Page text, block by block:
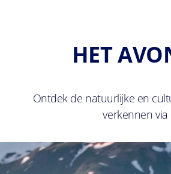
HET
Ontdek de natuurlijke en
verkennen